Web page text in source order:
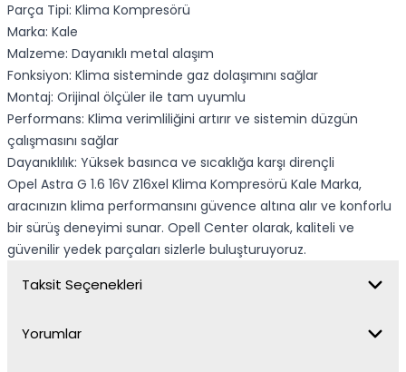
Parça Tipi: Klima Kompresörü
Marka: Kale
Malzeme: Dayanıklı metal alaşım
Fonksiyon: Klima sisteminde gaz dolaşımını sağlar
Montaj: Orijinal ölçüler ile tam uyumlu
Performans: Klima verimliliğini artırır ve sistemin düzgün
çalışmasını sağlar
Dayanıklılık: Yüksek basınca ve sıcaklığa karşı dirençli
Opel Astra G 1.6 16V Z16xel Klima Kompresörü Kale Marka,
aracınızın klima performansını güvence altına alır ve konforlu
bir sürüş deneyimi sunar. Opell Center olarak, kaliteli ve
güvenilir yedek parçaları sizlerle buluşturuyoruz.
Taksit Seçenekleri
Yorumlar